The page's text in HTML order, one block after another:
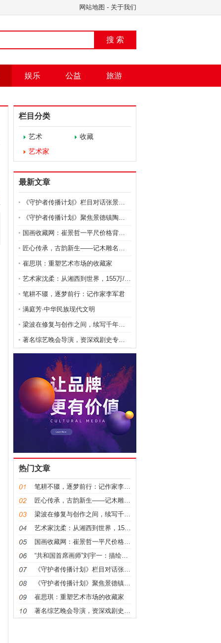
网站地图 - 关于我们
搜 索
娱乐 公益 旅游
栏目分类
艺术
收藏
艺术家
最新文章
《守护者传播计划》栏目对话张景辉：陶瓷艺术的未来与
《守护者传播计划》聚焦景德镇陶瓷大学教授张景辉非遗
国画收藏网：崔景哲一平尺价格背后的艺术价值与市场密
匠心传承，古韵新生——记木雕名家龙巍的艺术人生
崔思琪：重塑艺术市场的收藏家
艺术家沈柔：从湘西到世界，155万/平尺的艺术传奇
笔耕不辍，逐梦前行：记作家李军君
满庭芳·中华民族现代文明
梁波在修复与创作之间，续写千年文明的匠人诗篇
著名综艺晚会导演，资深戏剧史专家 薛年勤
热门文章
笔耕不辍，逐梦前行：记作家李军君
匠心传承，古韵新生——记木雕名家龙巍的艺术人生
梁波在修复与创作之间，续写千年文明的匠人诗篇
艺术家沈柔：从湘西到世界，155万/平尺的艺术传奇
国画收藏网：崔景哲一平尺价格背后的艺术价值与市场密
“共和国首席画师”刘宇一：描绘良宵盛会 传递人民心
《守护者传播计划》栏目对话张景辉：陶瓷艺术的未来与
《守护者传播计划》聚焦景德镇陶瓷大学教授张景辉非遗
崔思琪：重塑艺术市场的收藏家
著名综艺晚会导演，资深戏剧史专家 薛年勤